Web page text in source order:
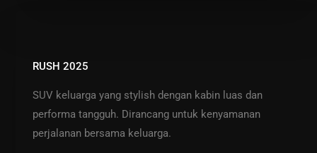
RUSH 2025
SUV keluarga yang stylish dengan kabin luas dan
performa tangguh. Dirancang untuk kenyamanan
perjalanan bersama keluarga.